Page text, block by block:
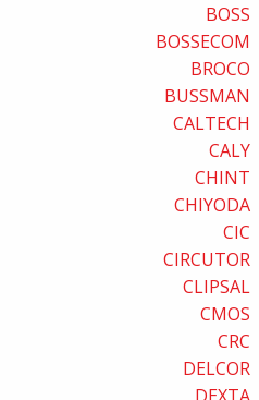
BOSS
BOSSECOM
BROCO
BUSSMAN
CALTECH
CALY
CHINT
CHIYODA
CIC
CIRCUTOR
CLIPSAL
CMOS
CRC
DELCOR